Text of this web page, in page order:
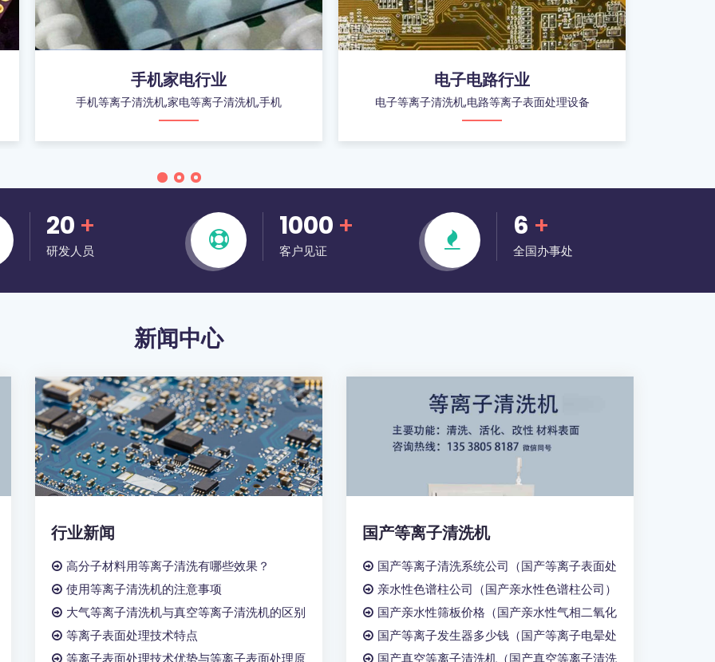
手机家电行业
手机等离子清洗机,家电等离子清洗机,手机
电子电路行业
电子等离子清洗机,电路等离子表面处理设备
20 +
研发人员
1000 +
客户见证
6 +
全国办事处
新闻中心
行业新闻
高分子材料用等离子清洗有哪些效果？
使用等离子清洗机的注意事项
大气等离子清洗机与真空等离子清洗机的区别
等离子表面处理技术特点
等离子表面处理技术优势与等离子表面处理原
国产等离子清洗机
国产等离子清洗系统公司（国产等离子表面处
亲水性色谱柱公司（国产亲水性色谱柱公司）
国产亲水性筛板价格（国产亲水性气相二氧化
国产等离子发生器多少钱（国产等离子电晕处
国产真空等离子清洗机（国产真空等离子清洗